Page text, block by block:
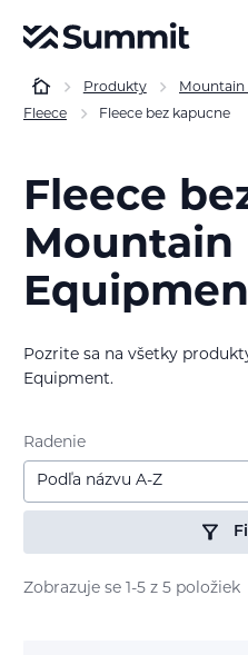
Produkty
Fleece
Fleece bez kapucne
Fleece
Mountain
Pozrite sa na všetky
Equipment.
Radenie
Podľa názvu A-Z
Zobrazuje se 1-5 z 5 položiek